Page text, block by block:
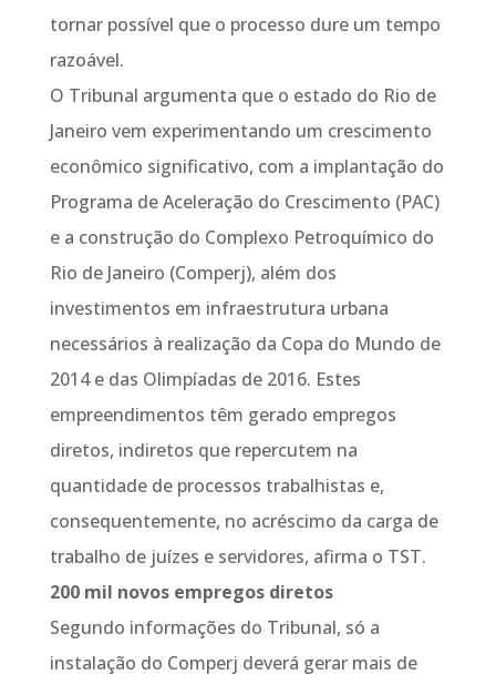
tornar possível que o processo dure um tempo
razoável.
O Tribunal argumenta que o estado do Rio de
Janeiro vem experimentando um crescimento
econômico significativo, com a implantação do
Programa de Aceleração do Crescimento (PAC)
e a construção do Complexo Petroquímico do
Rio de Janeiro (Comperj), além dos
investimentos em infraestrutura urbana
necessários à realização da Copa do Mundo de
2014 e das Olimpíadas de 2016. Estes
empreendimentos têm gerado empregos
diretos, indiretos que repercutem na
quantidade de processos trabalhistas e,
consequentemente, no acréscimo da carga de
trabalho de juízes e servidores, afirma o TST.
200 mil novos empregos diretos
Segundo informações do Tribunal, só a
instalação do Comperj deverá gerar mais de